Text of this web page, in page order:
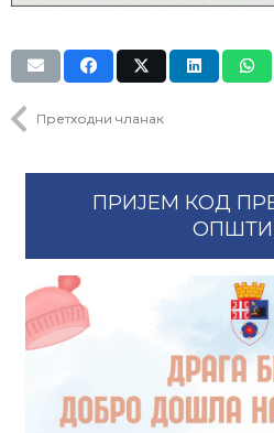
Претходни чланак
ПРИЈЕМ КОД